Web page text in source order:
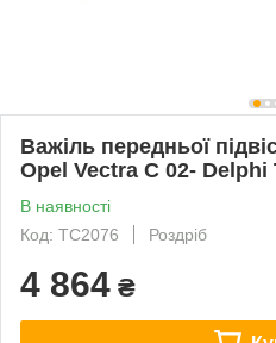
Важіль передньої
Opel Vectra C 02- Delphi
В наявності
Код: TC2076
Роздріб
4 864 ₴